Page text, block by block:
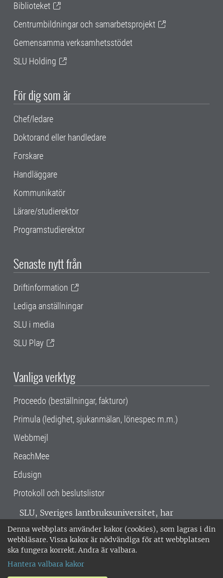
Denna webbplats använder kakor (cookies), som lagras i din
webbläsare. Vissa kakor är nödvändiga för att webbplatsen
ska fungera korrekt. Andra är valbara.
Hantera valbara kakor
Biblioteket
Centrumbildningar och samarbetsprojekt
Gemensamma verksamhetsstödet
SLU Holding
För dig som är
Chef/ledare
Doktorand eller handledare
Forskare
Handläggare
Kommunikatör
Lärare/studierektor
Programstudierektor
Senaste nytt från
Driftinformation
Lediga anställningar
SLU i media
SLU Play
Vanliga verktyg
Proceedo (beställningar, fakturor)
Primula (ledighet, sjukanmälan, lönespec m.m.)
Webbmejl
ReachMee
Edusign
Protokoll och beslutslistor
SLU, Sveriges lantbruksuniversitet, har
verksamhet över hela Sverige. Huvudorter är
Alnarp, Uppsala och Umeå.SLU är
miljöcertifierat enligt ISO 14001. •
018-67 10 00 • Org nr: 202100-2817 •